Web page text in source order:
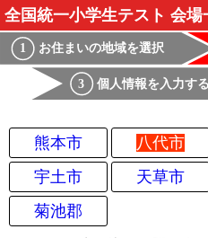
全国統一小学生テスト 会場
3 個人情報を入力する
1 お住まいの地域を選択
熊本市 八代市
宇土市
天草市
菊池郡